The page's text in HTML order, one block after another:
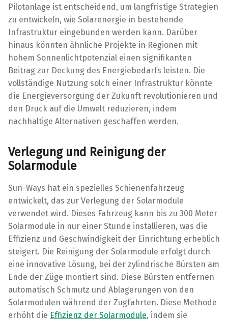
Pilotanlage ist entscheidend, um langfristige Strategien
zu entwickeln, wie Solarenergie in bestehende
Infrastruktur eingebunden werden kann. Darüber
hinaus könnten ähnliche Projekte in Regionen mit
hohem Sonnenlichtpotenzial einen signifikanten
Beitrag zur Deckung des Energiebedarfs leisten. Die
vollständige Nutzung solch einer Infrastruktur könnte
die Energieversorgung der Zukunft revolutionieren und
den Druck auf die Umwelt reduzieren, indem
nachhaltige Alternativen geschaffen werden.
Verlegung und Reinigung der
Solarmodule
Sun-Ways hat ein spezielles Schienenfahrzeug
entwickelt, das zur Verlegung der Solarmodule
verwendet wird. Dieses Fahrzeug kann bis zu 300 Meter
Solarmodule in nur einer Stunde installieren, was die
Effizienz und Geschwindigkeit der Einrichtung erheblich
steigert. Die Reinigung der Solarmodule erfolgt durch
eine innovative Lösung, bei der zylindrische Bürsten am
Ende der Züge montiert sind. Diese Bürsten entfernen
automatisch Schmutz und Ablagerungen von den
Solarmodulen während der Zugfahrten. Diese Methode
erhöht die Effizienz der Solarmodule, indem sie